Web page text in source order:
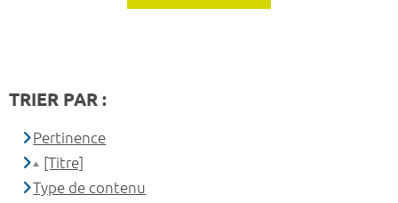
TRIER PAR :
Pertinence
[Titre]
Type de contenu